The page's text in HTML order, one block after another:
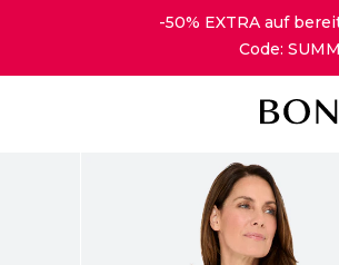
-50% EXTRA auf
Code: